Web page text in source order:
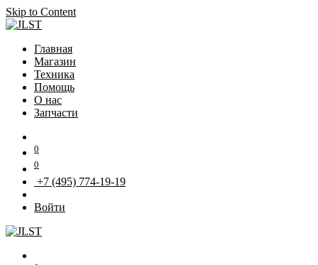
Skip to Content
Главная
Магазин
Техника
Помощь
О нас
Запчасти
0
0
+7 (495) 774-19-19
Войти